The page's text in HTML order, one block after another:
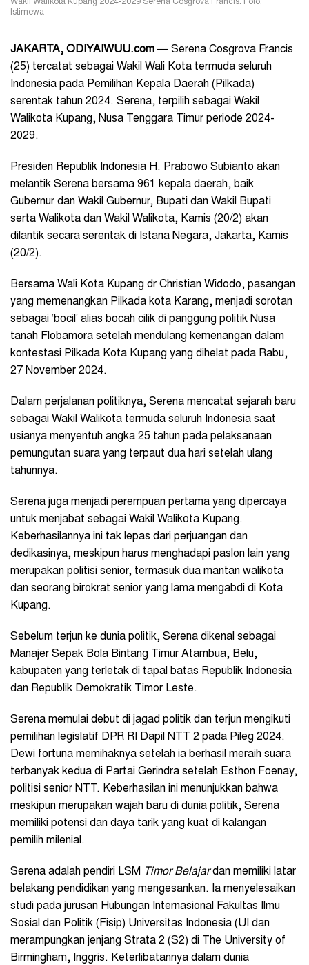
Wakil Walikota Kupang 2024-2029 Serena Cosgrova Francis. Foto:
Istimewa
JAKARTA, ODIYAIWUU.com — Serena Cosgrova Francis
(25) tercatat sebagai Wakil Wali Kota termuda seluruh
Indonesia pada Pemilihan Kepala Daerah (Pilkada)
serentak tahun 2024. Serena, terpilih sebagai Wakil
Walikota Kupang, Nusa Tenggara Timur periode 2024-
2029.
Presiden Republik Indonesia H. Prabowo Subianto akan
melantik Serena bersama 961 kepala daerah, baik
Gubernur dan Wakil Gubernur, Bupati dan Wakil Bupati
serta Walikota dan Wakil Walikota, Kamis (20/2) akan
dilantik secara serentak di Istana Negara, Jakarta, Kamis
(20/2).
Bersama Wali Kota Kupang dr Christian Widodo, pasangan
yang memenangkan Pilkada kota Karang, menjadi sorotan
sebagai ‘bocil’ alias bocah cilik di panggung politik Nusa
tanah Flobamora setelah mendulang kemenangan dalam
kontestasi Pilkada Kota Kupang yang dihelat pada Rabu,
27 November 2024.
Dalam perjalanan politiknya, Serena mencatat sejarah baru
sebagai Wakil Walikota termuda seluruh Indonesia saat
usianya menyentuh angka 25 tahun pada pelaksanaan
pemungutan suara yang terpaut dua hari setelah ulang
tahunnya.
Serena juga menjadi perempuan pertama yang dipercaya
untuk menjabat sebagai Wakil Walikota Kupang.
Keberhasilannya ini tak lepas dari perjuangan dan
dedikasinya, meskipun harus menghadapi paslon lain yang
merupakan politisi senior, termasuk dua mantan walikota
dan seorang birokrat senior yang lama mengabdi di Kota
Kupang.
Sebelum terjun ke dunia politik, Serena dikenal sebagai
Manajer Sepak Bola Bintang Timur Atambua, Belu,
kabupaten yang terletak di tapal batas Republik Indonesia
dan Republik Demokratik Timor Leste.
Serena memulai debut di jagad politik dan terjun mengikuti
pemilihan legislatif DPR RI Dapil NTT 2 pada Pileg 2024.
Dewi fortuna memihaknya setelah ia berhasil meraih suara
terbanyak kedua di Partai Gerindra setelah Esthon Foenay,
politisi senior NTT. Keberhasilan ini menunjukkan bahwa
meskipun merupakan wajah baru di dunia politik, Serena
memiliki potensi dan daya tarik yang kuat di kalangan
pemilih milenial.
Serena adalah pendiri LSM Timor Belajardan memiliki latar
belakang pendidikan yang mengesankan. Ia menyelesaikan
studi pada jurusan Hubungan Internasional Fakultas Ilmu
Sosial dan Politik (Fisip) Universitas Indonesia (UI dan
merampungkan jenjang Strata 2 (S2) di The University of
Birmingham, Inggris. Keterlibatannya dalam dunia